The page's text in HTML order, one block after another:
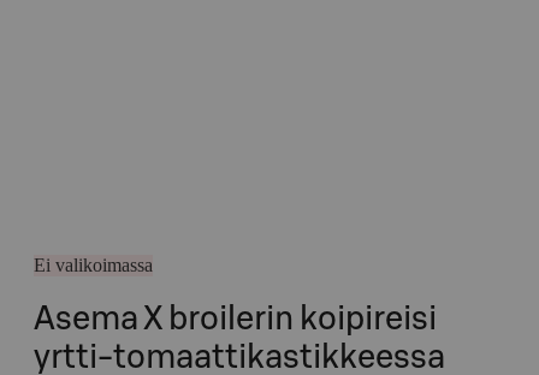
Ei valikoimassa
Asema X broilerin koipireisi
yrtti-tomaattikastikkeessa